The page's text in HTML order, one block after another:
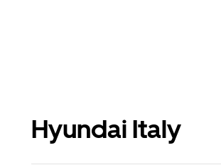
Hyundai Italy